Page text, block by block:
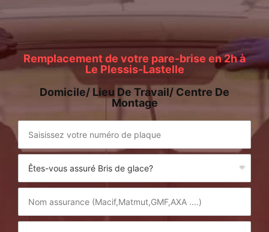
Remplacement de votre pare-brise en 2h à
Le Plessis-Lastelle
Domicile/ Lieu De Travail/ Centre De
Montage